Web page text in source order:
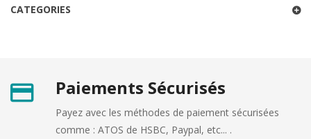
CATEGORIES
Paiements Sécurisés
Payez avec les méthodes de paiement sécurisées
comme : ATOS de HSBC, Paypal, etc... .